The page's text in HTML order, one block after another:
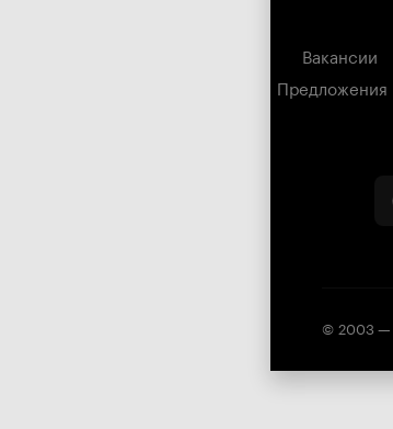
Вакансии
Предложения
© 2003 —